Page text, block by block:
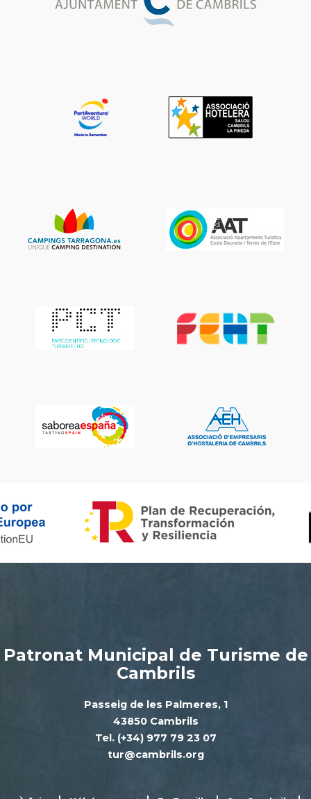
Patronat Municipal de Turisme de
Cambrils
Passeig de les Palmeres, 1
43850 Cambrils
Tel. (+34) 977 79 23 07
tur@cambrils.org